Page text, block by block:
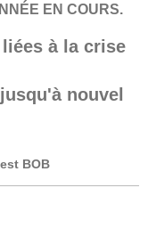
EN COURS.
à la crise
nouvel
BOB